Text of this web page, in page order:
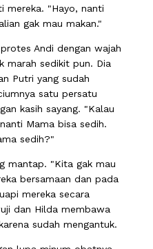
mereka. "Hayo, nanti
gak mau makan."
Andi dengan wajah
marah sedikit pun. Dia
Putri yang sudah
satu persatu
kasih sayang. "Kalau
Mama bisa sedih.
sedih?"
mantap. "Kita gak mau
bersamaan dan pada
mereka secara
dan Hilda membawa
sudah mengantuk.